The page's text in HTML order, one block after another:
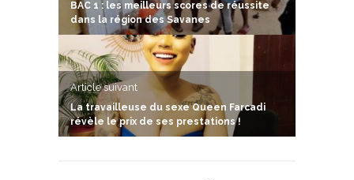
BAC 1 : les meilleurs scores de réussite
dans la région des Savanes
Article suivant
La travailleuse du sexe Queen Farcadi
révèle le prix de ses prestations !